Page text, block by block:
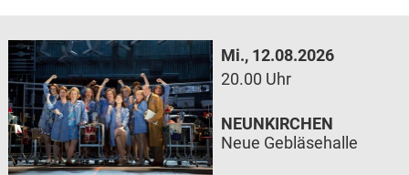
Mi., 12.08.2026
20.00 Uhr
NEUNKIRCHEN
Neue Gebläsehalle